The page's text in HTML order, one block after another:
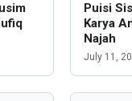
Puisi
Karya
Najah
July 11,